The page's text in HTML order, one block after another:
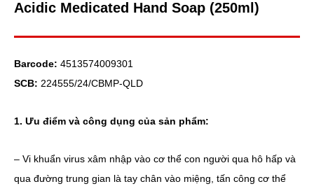
Acidic Medicated Hand Soap (250ml)
Barcode: 4513574009301
SCB: 224555/24/CBMP-QLD
1. Ưu điểm và công dụng của sản phẩm:
– Vi khuẩn virus xâm nhập vào cơ thể con người qua hô hấp và
qua đường trung gian là tay chân vào miệng, tấn công cơ thể